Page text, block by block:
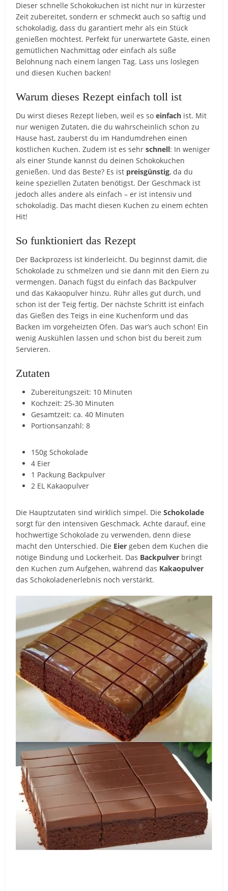
Dieser schnelle Schokokuchen ist nicht nur in kürzester
Zeit zubereitet, sondern er schmeckt auch so saftig und
schokoladig, dass du garantiert mehr als ein Stück
genießen möchtest. Perfekt für unerwartete Gäste, einen
gemütlichen Nachmittag oder einfach als süße
Belohnung nach einem langen Tag. Lass uns loslegen
und diesen Kuchen backen!
Warum dieses Rezept einfach toll ist
Du wirst dieses Rezept lieben, weil es soeinfach ist. Mit
nur wenigen Zutaten, die du wahrscheinlich schon zu
Hause hast, zauberst du im Handumdrehen einen
köstlichen Kuchen. Zudem ist es sehrschnell: In weniger
als einer Stunde kannst du deinen Schokokuchen
genießen. Und das Beste? Es ist preisgünstig, da du
keine speziellen Zutaten benötigst. Der Geschmack ist
jedoch alles andere als einfach – er ist intensiv und
schokoladig. Das macht diesen Kuchen zu einem echten
Hit!
So funktioniert das Rezept
Der Backprozess ist kinderleicht. Du beginnst damit, die
Schokolade zu schmelzen und sie dann mit den Eiern zu
vermengen. Danach fügst du einfach das Backpulver
und das Kakaopulver hinzu. Rühr alles gut durch, und
schon ist der Teig fertig. Der nächste Schritt ist einfach
das Gießen des Teigs in eine Kuchenform und das
Backen im vorgeheizten Ofen. Das war’s auch schon! Ein
wenig Auskühlen lassen und schon bist du bereit zum
Servieren.
Zutaten
Zubereitungszeit: 10 Minuten
Kochzeit: 25-30 Minuten
Gesamtzeit: ca. 40 Minuten
Portionsanzahl: 8
150g Schokolade
4 Eier
1 Packung Backpulver
2 EL Kakaopulver
Die Hauptzutaten sind wirklich simpel. DieSchokolade
sorgt für den intensiven Geschmack. Achte darauf, eine
hochwertige Schokolade zu verwenden, denn diese
macht den Unterschied. Die Eier geben dem Kuchen die
nötige Bindung und Lockerheit. Das Backpulver bringt
den Kuchen zum Aufgehen, während das Kakaopulver
das Schokoladenerlebnis noch verstärkt.